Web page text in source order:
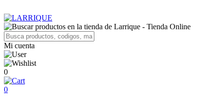
Mi cuenta
0
0